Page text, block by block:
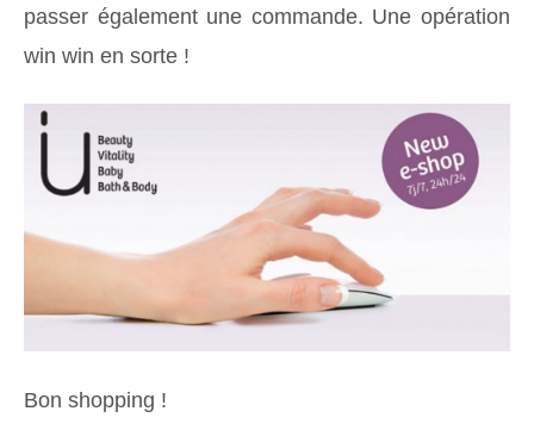
passer également une commande. Une opération
win win en sorte !
Bon shopping !